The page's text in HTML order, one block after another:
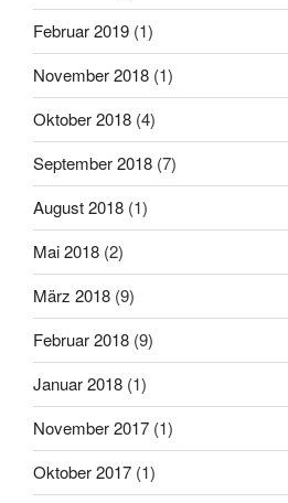
Februar 2019 (1)
November 2018 (1)
Oktober 2018 (4)
September 2018 (7)
August 2018 (1)
Mai 2018 (2)
März 2018 (9)
Februar 2018 (9)
Januar 2018 (1)
November 2017 (1)
Oktober 2017 (1)